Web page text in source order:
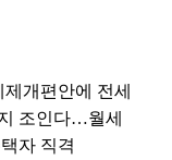
제개편안에 전세
조인다…월세
자 직격